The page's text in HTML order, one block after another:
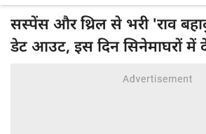
सस्पेंस और थ्रिल से भरी 'राव
डेट आउट, इस दिन सिनेमाघरों में